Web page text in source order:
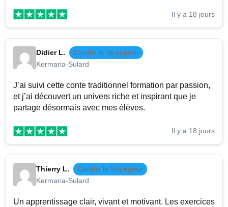
Il y a 18 jours
Didier L.
Cantin le Voyageur
Kermaria-Sulard
J’ai suivi cette conte traditionnel formation par passion,
et j’ai découvert un univers riche et inspirant que je
partage désormais avec mes élèves.
Il y a 18 jours
Thierry L.
Cantin le Voyageur
Kermaria-Sulard
Un apprentissage clair, vivant et motivant. Les exercices